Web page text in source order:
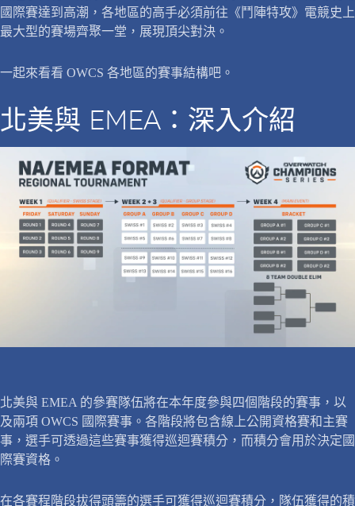
國際賽達到高潮，各地區的高手必須前往《鬥陣特攻》電競史上
最大型的賽場齊聚一堂，展現頂尖對決。
一起來看看 OWCS 各地區的賽事結構吧。
北美與 EMEA：深入介紹
北美與 EMEA 的參賽隊伍將在本年度參與四個階段的賽事，以
及兩項 OWCS 國際賽事。各階段將包含線上公開資格賽和主賽
事，選手可透過這些賽事獲得巡迴賽積分，而積分會用於決定國
際賽資格。
在各賽程階段拔得頭籌的選手可獲得巡迴賽積分，隊伍獲得的積